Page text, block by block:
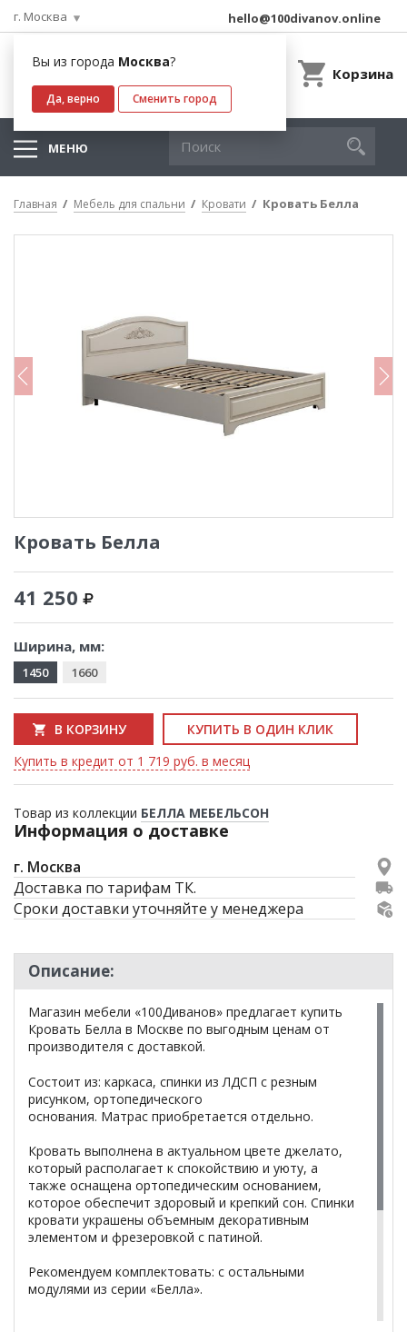
г. Москва
Вы из города Москва?
Да, верно Сменить город
hello@100divanov.online
Корзина
МЕНЮ
Главная Мебель для спальни Кровати Кровать Белла
Кровать Белла
41 250
Ширина, мм:
1450 1660
В КОРЗИНУ
КУПИТЬ В ОДИН КЛИК
Купить в кредит от 1 719 руб. в месяц
Товар из коллекции БЕЛЛА МЕБЕЛЬСОН
Информация о доставке
г. Москва
Доставка по тарифам ТК.
Сроки доставки уточняйте у менеджера
Описание:
Магазин мебели «100Диванов» предлагает купить
Кровать Белла в Москве по выгодным ценам от
производителя с доставкой.
Состоит из: каркаса, спинки из ЛДСП с резным
рисунком, ортопедического
основания. Матрас приобретается отдельно.
Кровать выполнена в актуальном цвете джелато,
который располагает к спокойствию и уюту, а
также оснащена ортопедическим основанием,
которое обеспечит здоровый и крепкий сон. Спинки
кровати украшены объемным декоративным
элементом и фрезеровкой с патиной.
Рекомендуем комплектовать: с остальными
модулями из серии «Белла».